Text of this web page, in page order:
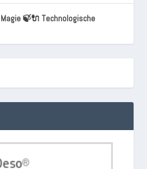
🍃🔌 Technologische